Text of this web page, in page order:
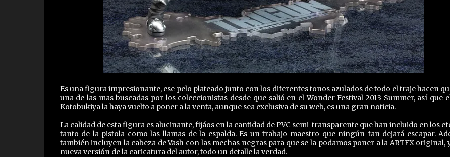
Es una figura impresionante, ese pelo plateado junto con los diferentes tonos azulados de todo el traje hacen
una de las mas buscadas por los coleccionistas desde que salió en el Wonder Festival 2013 Summer, así que
Kotobukiya la haya vuelto a poner a la venta, aunque sea exclusiva de su web, es una gran noticia.
La calidad de esta figura es alucinante, fijáos en la cantidad de PVC semi-transparente que han incluido en los
tanto de la pistola como las llamas de la espalda. Es un trabajo maestro que ningún fan dejará escapar.
también incluyen la cabeza de Vash con las mechas negras para que se la podamos poner a la ARTFX original,
nueva versión de la caricatura del autor, todo un detalle la verdad.